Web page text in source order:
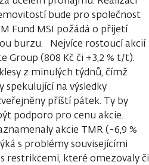
bude pro společnost
Fund MSI požádá o přijetí
burzu. Nejvíce rostoucí akcií
Group (808 Kč či +3,2 % t/t).
z minulých týdnů, čímž
na výsledky
příští pátek. Ty by
podporo pro cenu akcie.
akcie TMR (-6,9 %
s problémy souvisejícími
restrikcemi, které omezovaly či